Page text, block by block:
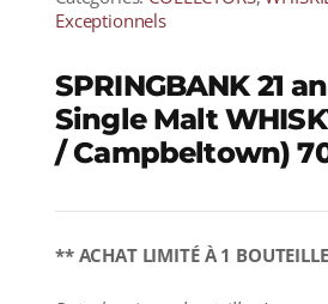
Exceptionnels
SPRINGBANK 21
Single Malt
/ Campbeltown)
** ACHAT LIMITÉ À 1